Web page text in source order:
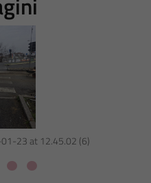
23 at 12.45.02 (6)